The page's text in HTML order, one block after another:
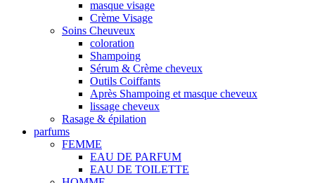
masque visage
Crème Visage
Soins Cheuveux
coloration
Shampoing
Sérum & Crème cheveux
Outils Coiffants
Après Shampoing et masque cheveux
lissage cheveux
Rasage & épilation
parfums
FEMME
EAU DE PARFUM
EAU DE TOILETTE